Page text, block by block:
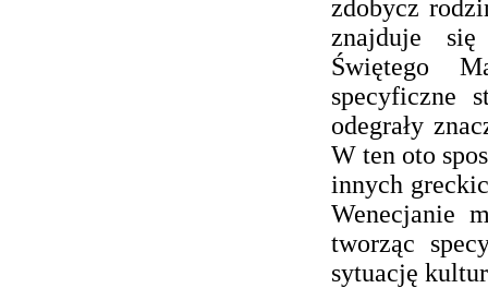
zdobycz
znajduje się
Świętego
specyficzne
odegrały
W ten oto
innych
Wenecjanie
tworząc
sytuację